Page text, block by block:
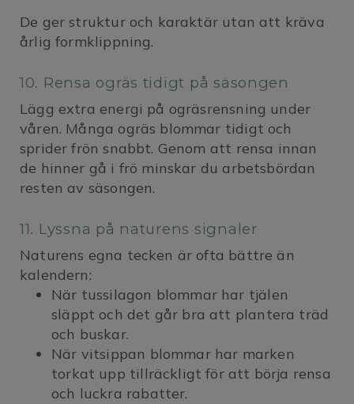
De ger struktur och karaktär utan att kräva
årlig formklippning.
10. Rensa ogräs tidigt på säsongen
Lägg extra energi på ogräsrensning under
våren. Många ogräs blommar tidigt och
sprider frön snabbt. Genom att rensa innan
de hinner gå i frö minskar du arbetsbördan
resten av säsongen.
11. Lyssna på naturens signaler
Naturens egna tecken är ofta bättre än
kalendern:
När tussilagon blommar har tjälen
släppt och det går bra att plantera träd
och buskar.
När vitsippan blommar har marken
torkat upp tillräckligt för att börja rensa
och luckra rabatter.